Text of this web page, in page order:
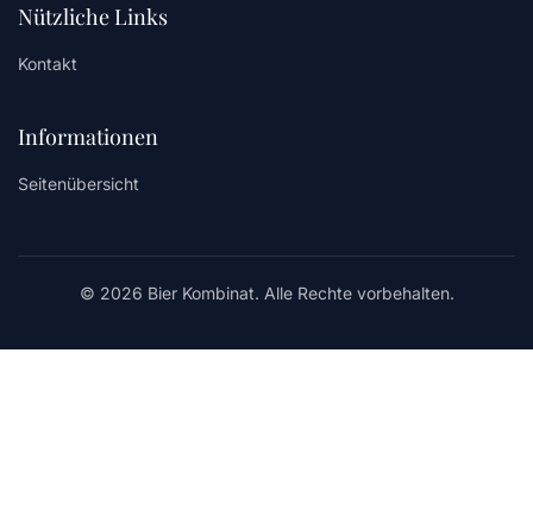
Nützliche Links
Kontakt
Informationen
Seitenübersicht
© 2026 Bier Kombinat. Alle Rechte vorbehalten.